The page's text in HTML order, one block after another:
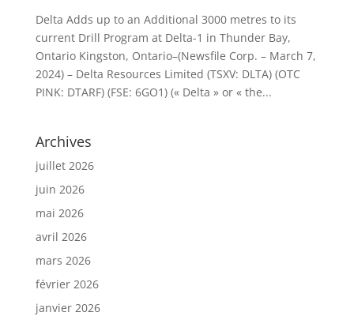
Delta Adds up to an Additional 3000 metres to its
current Drill Program at Delta-1 in Thunder Bay,
Ontario Kingston, Ontario–(Newsfile Corp. – March 7,
2024) – Delta Resources Limited (TSXV: DLTA) (OTC
PINK: DTARF) (FSE: 6GO1) (« Delta » or « the...
Archives
juillet 2026
juin 2026
mai 2026
avril 2026
mars 2026
février 2026
janvier 2026